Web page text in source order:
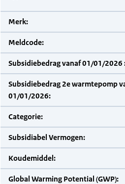
Merk:
Meldcode:
Subsidiebedrag vanaf 01/01/2026
Subsidiebedrag 2e warmtepomp
01/01/2026:
Categorie:
Subsidiabel Vermogen:
Koudemiddel:
Global Warming Potential (GWP):